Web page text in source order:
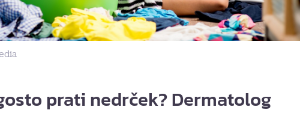
prati nedrček? Dermatolog